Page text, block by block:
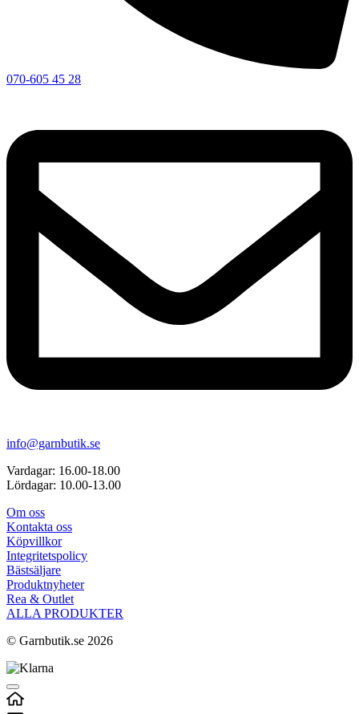
070-605 45 28
info@garnbutik.se
Vardagar: 16.00-18.00
Lördagar: 10.00-13.00
Om oss
Kontakta oss
Köpvillkor
Integritetspolicy
Bästsäljare
Produktnyheter
Rea & Outlet
ALLA PRODUKTER
© Garnbutik.se 2026